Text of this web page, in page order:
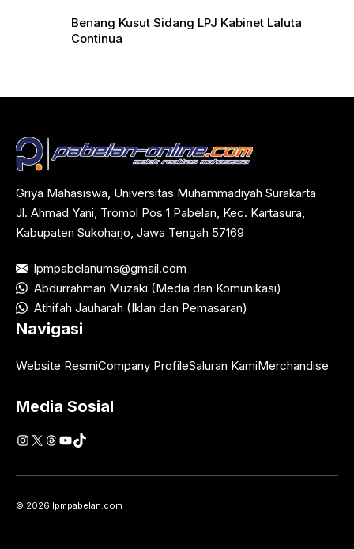
Benang Kusut Sidang LPJ Kabinet Laluta
Continua
Griya Mahasiswa, Universitas Muhammadiyah Surakarta
Jl. Ahmad Yani, Tromol Pos 1 Pabelan, Kec. Kartasura,
Kabupaten Sukoharjo, Jawa Tengah 57169
lpmpabelanums@gmail.com
Abdurrahman Muzaki (Media dan Komunikasi)
Athifah Jauharah (Iklan dan Pemasaran)
Navigasi
Website ResmiCompany ProfileSaluran KamiMerchandise
Media Sosial
Instagram
X Threads
YouTube
TikTok
© 2026 lpmpabelan.com